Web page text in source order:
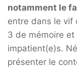
notamment le
entre dans le vif
3 de mémoire
impatient(e)s.
présenter le